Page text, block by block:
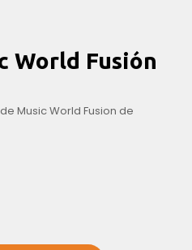
World Fusión
Music World Fusion de